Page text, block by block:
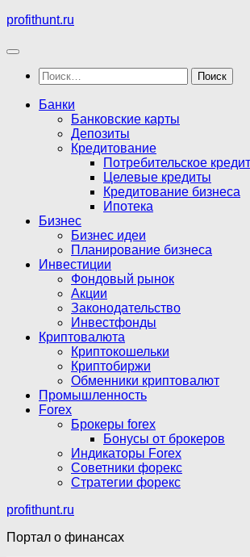
Перейти
содержимому
profithunt.ru
Найти:
Банки
Банковские карты
Депозиты
Кредитование
Потребительское
Целевые кредиты
Кредитование бизнеса
Ипотека
Бизнес
Бизнес идеи
Планирование бизнеса
Инвестиции
Фондовый рынок
Акции
Законодательство
Инвестфонды
Криптовалюта
Криптокошельки
Криптобиржи
Обменники криптовалют
Промышленность
Forex
Брокеры forex
Бонусы от брокеров
Индикаторы Forex
Советники форекс
Стратегии форекс
profithunt.ru
Портал о финансах